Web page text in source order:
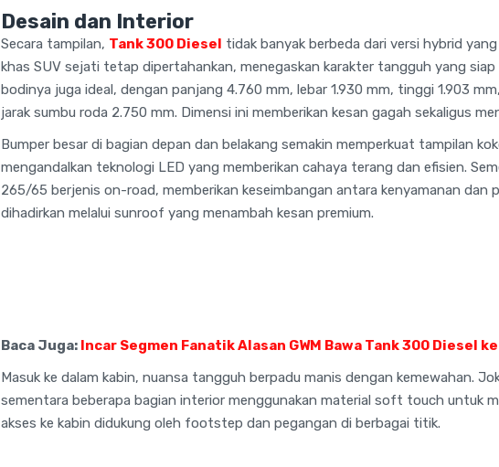
Desain dan Interior
Secara tampilan, Tank 300 Diesel tidak banyak berbeda dari versi hybrid
khas SUV sejati tetap dipertahankan, menegaskan karakter tangguh yang
bodinya juga ideal, dengan panjang 4.760 mm, lebar 1.930 mm, tinggi 1.903
jarak sumbu roda 2.750 mm. Dimensi ini memberikan kesan gagah sekaligus
Bumper besar di bagian depan dan belakang semakin memperkuat tampilan
mengandalkan teknologi LED yang memberikan cahaya terang dan efisien.
265/65 berjenis on-road, memberikan keseimbangan antara kenyamanan dan
dihadirkan melalui sunroof yang menambah kesan premium.
Baca Juga: Incar Segmen Fanatik Alasan GWM Bawa Tank 300 Diesel
Masuk ke dalam kabin, nuansa tangguh berpadu manis dengan kemewahan.
sementara beberapa bagian interior menggunakan material soft touch untuk
akses ke kabin didukung oleh footstep dan pegangan di berbagai titik.